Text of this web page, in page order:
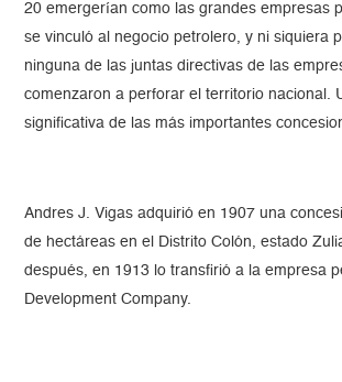
20 emergerían como las grandes empresas
se vinculó al negocio petrolero, y ni siquiera
ninguna de las juntas directivas de las
comenzaron a perforar el territorio nacional.
significativa de las más importantes
Andres J. Vigas adquirió en 1907 una
de hectáreas en el Distrito Colón, estado
después, en 1913 lo transfirió a la empresa
Development Company.